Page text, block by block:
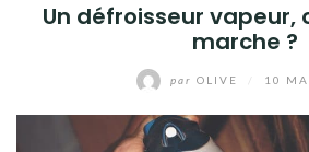
Un défroisseur vapeur,
marche ?
par OLIVE 10